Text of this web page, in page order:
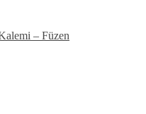
– Füzen